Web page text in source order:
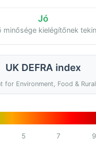
Jó
minősége kielégítőnek
UK DEFRA index
for Environment, Food &
5 7 9